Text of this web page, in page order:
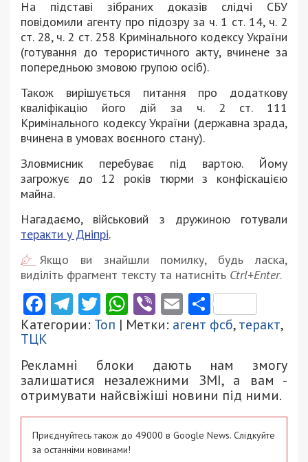
На підставі зібраних доказів слідчі СБУ
повідомили агенту про підозру за ч. 1 ст. 14, ч. 2
ст. 28, ч. 2 ст. 258 Кримінального кодексу України
(готування до терористичного акту, вчинене за
попередньою змовою групою осіб).
Також вирішується питання про додаткову
кваліфікацію його дій за ч. 2 ст. 111
Кримінального кодексу України (державна зрада,
вчинена в умовах воєнного стану).
Зловмисник перебуває під вартою. Йому
загрожує до 12 років тюрми з конфіскацією
майна.
Нагадаємо, військовий з дружиною готували
теракти у Дніпрі.
Якщо ви знайшли помилку, будь ласка,
виділіть фрагмент тексту та натисніть Ctrl+Enter.
Facebook
Telegram
Twitter
WhatsApp
ViberEmail
Категории: Топ | Метки: агент фсб,теракт,
ТЦК
Рекламні блоки дають нам змогу
залишатися незалежними ЗМІ, а вам -
отримувати найсвіжіші новини під ними.
Приєднуйтесь також до 49000 в Google News. Слідкуйте
за останніми новинами!